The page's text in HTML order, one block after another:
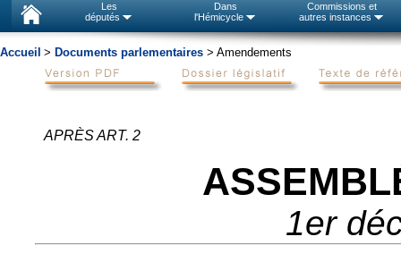
Les
députés
Dans
l'Hémicycle
Commissions et
autres instances
Accueil > Documents parlementaires > Amendements
APRÈS ART. 2
1er